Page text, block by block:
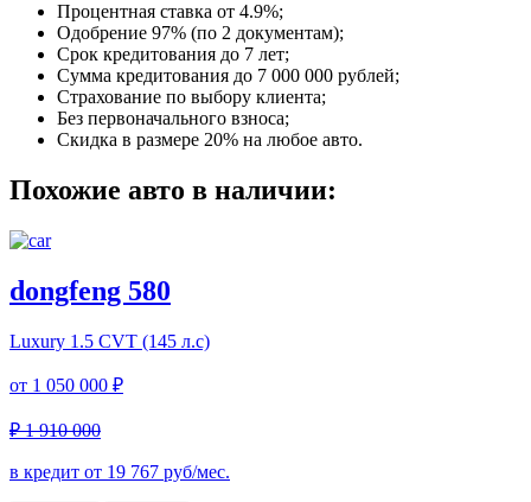
Процентная ставка от 4.9%;
Одобрение 97% (по 2 документам);
Срок кредитования до 7 лет;
Сумма кредитования до 7 000 000 рублей;
Страхование по выбору клиента;
Без первоначального взноса;
Скидка в размере 20% на любое авто.
Похожие авто в наличии:
dongfeng 580
Luxury 1.5 CVT (145 л.с)
от 1 050 000 ₽
₽ 1 910 000
в кредит от 19 767 руб/мес.